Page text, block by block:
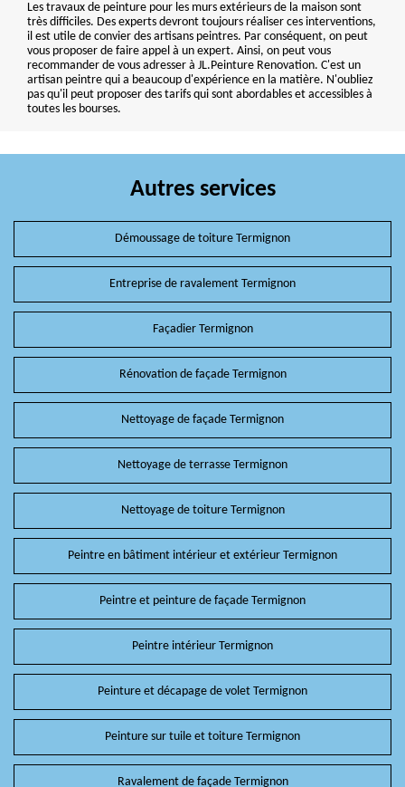
Les travaux de peinture pour les murs extérieurs de la maison sont
très difficiles. Des experts devront toujours réaliser ces interventions,
il est utile de convier des artisans peintres. Par conséquent, on peut
vous proposer de faire appel à un expert. Ainsi, on peut vous
recommander de vous adresser à JL.Peinture Renovation. C'est un
artisan peintre qui a beaucoup d'expérience en la matière. N'oubliez
pas qu'il peut proposer des tarifs qui sont abordables et accessibles à
toutes les bourses.
Autres services
Démoussage de toiture Termignon
Entreprise de ravalement Termignon
Façadier Termignon
Rénovation de façade Termignon
Nettoyage de façade Termignon
Nettoyage de terrasse Termignon
Nettoyage de toiture Termignon
Peintre en bâtiment intérieur et extérieur Termignon
Peintre et peinture de façade Termignon
Peintre intérieur Termignon
Peinture et décapage de volet Termignon
Peinture sur tuile et toiture Termignon
Ravalement de façade Termignon